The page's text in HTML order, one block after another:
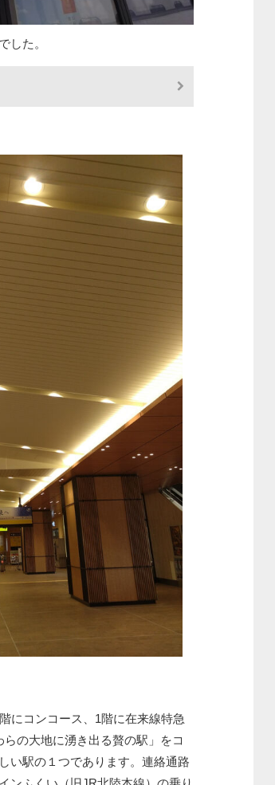
した。
にコンコース、1階に在来線特急
の大地に湧き出る贅の駅」をコ
い駅の１つであります。連絡通路